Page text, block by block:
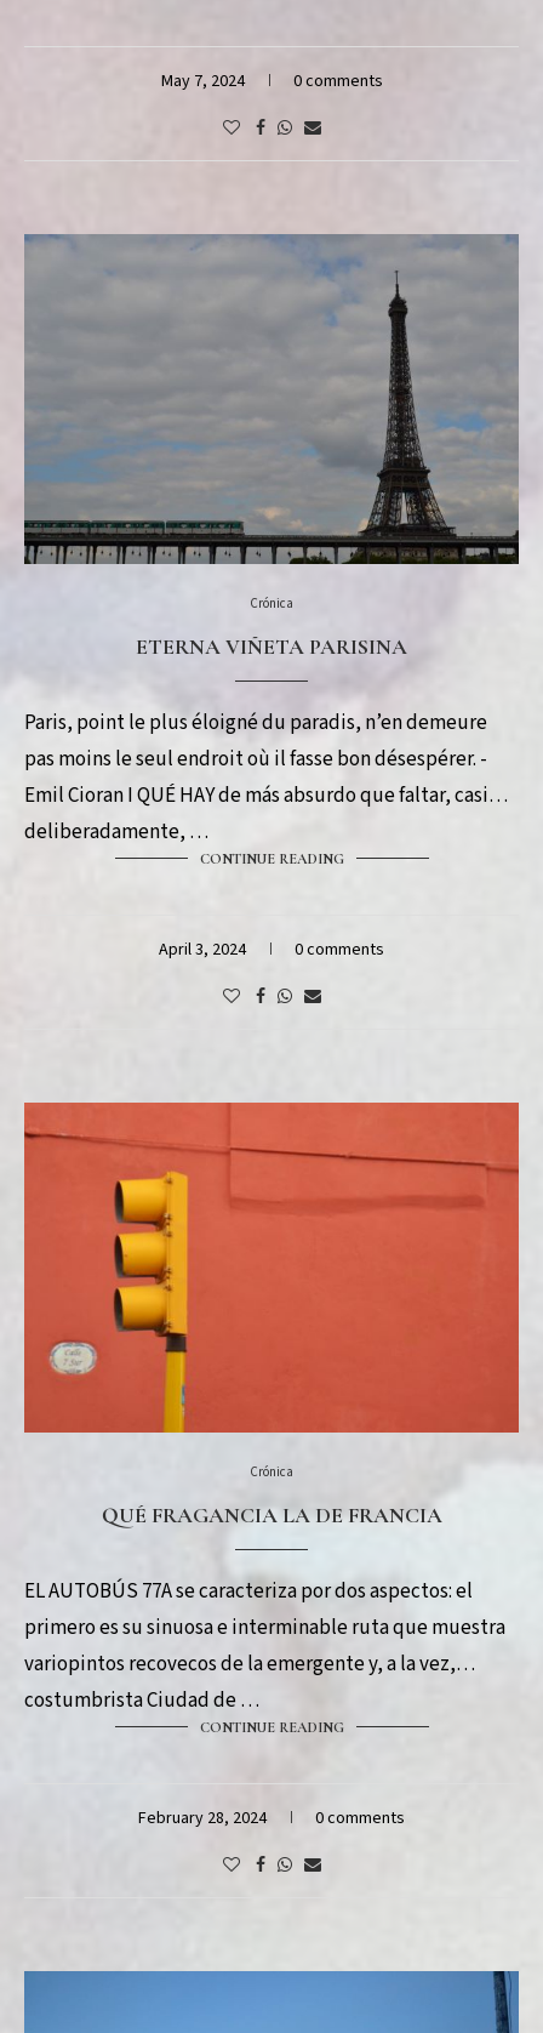
May 7, 2024 0 comments
Crónica
ETERNA VIÑETA PARISINA
Paris, point le plus éloigné du paradis, n’en demeure
pas moins le seul endroit où il fasse bon désespérer. -
Emil Cioran I QUÉ HAY de más absurdo que faltar, casi
deliberadamente, …
CONTINUE READING
April 3, 2024 0 comments
Crónica
QUÉ FRAGANCIA LA DE FRANCIA
EL AUTOBÚS 77A se caracteriza por dos aspectos: el
primero es su sinuosa e interminable ruta que muestra
variopintos recovecos de la emergente y, a la vez,
costumbrista Ciudad de …
CONTINUE READING
February 28, 2024 0 comments